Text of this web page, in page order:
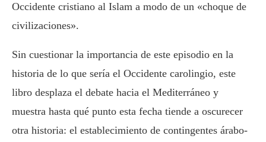
Occidente cristiano al Islam a modo de un «choque de
civilizaciones».
Sin cuestionar la importancia de este episodio en la
historia de lo que sería el Occidente carolingio, este
libro desplaza el debate hacia el Mediterráneo y
muestra hasta qué punto esta fecha tiende a oscurecer
otra historia: el establecimiento de contingentes árabo-